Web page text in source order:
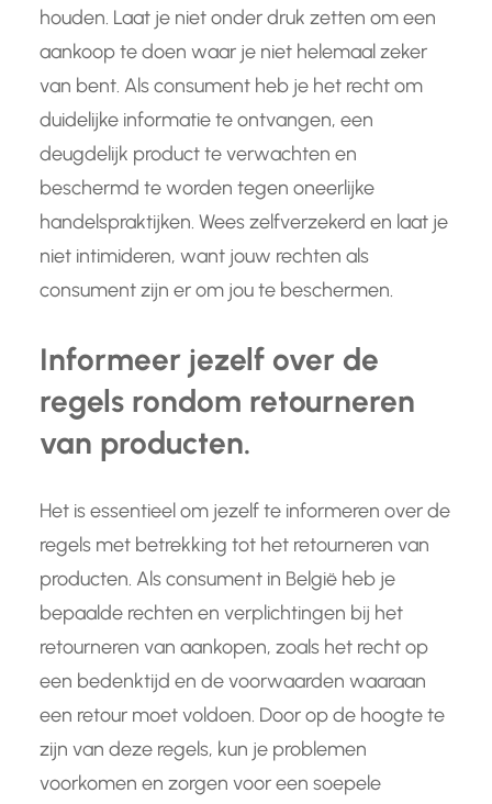
houden. Laat je niet onder druk zetten om een
aankoop te doen waar je niet helemaal zeker
van bent. Als consument heb je het recht om
duidelijke informatie te ontvangen, een
deugdelijk product te verwachten en
beschermd te worden tegen oneerlijke
handelspraktijken. Wees zelfverzekerd en laat je
niet intimideren, want jouw rechten als
consument zijn er om jou te beschermen.
Informeer jezelf over de
regels rondom retourneren
van producten.
Het is essentieel om jezelf te informeren over de
regels met betrekking tot het retourneren van
producten. Als consument in België heb je
bepaalde rechten en verplichtingen bij het
retourneren van aankopen, zoals het recht op
een bedenktijd en de voorwaarden waaraan
een retour moet voldoen. Door op de hoogte te
zijn van deze regels, kun je problemen
voorkomen en zorgen voor een soepele